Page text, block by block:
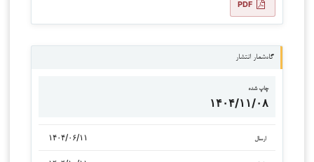
PDF
گاه‌شمار انتشار
چاپ شده
۱۴۰۴/۱۱/۰۸
ارسال ۱۴۰۴/۰۶/۱۱